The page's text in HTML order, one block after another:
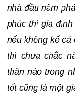
nhà đầu năm
phúc thì gia
nếu không kể cả
thì chưa chắc
thân nào trong
tốt cũng là một